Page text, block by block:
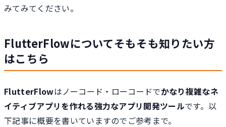
みてみてください。
FlutterFlowについてそもそも知りたい方
はこちら
FlutterFlowはノーコード・ローコードでかなり複雑なネ
イティブアプリを作れる強力なアプリ開発ツールです。以
下記事に概要を書いていますのでご参考まで。